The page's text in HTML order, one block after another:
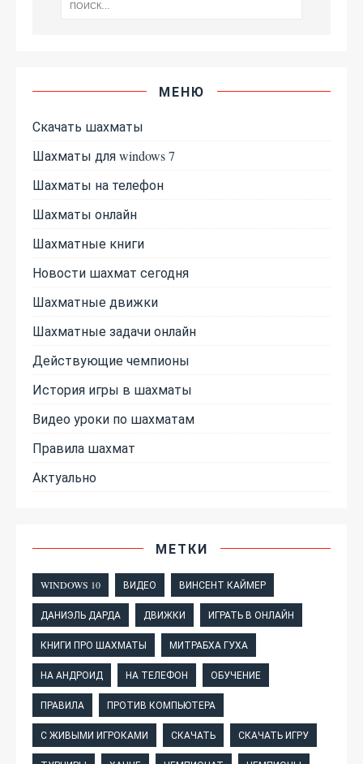
МЕНЮ
Скачать шахматы
Шахматы для windows 7
Шахматы на телефон
Шахматы онлайн
Шахматные книги
Новости шахмат сегодня
Шахматные движки
Шахматные задачи онлайн
Действующие чемпионы
История игры в шахматы
Видео уроки по шахматам
Правила шахмат
Актуально
МЕТКИ
WINDOWS 10 ВИДЕО ВИНСЕНТ КАЙМЕР
ДАНИЭЛЬ ДАРДА ДВИЖКИ ИГРАТЬ В ОНЛАЙН
КНИГИ ПРО ШАХМАТЫ МИТРАБХА ГУХА
НА АНДРОИД НА ТЕЛЕФОН ОБУЧЕНИЕ
ПРАВИЛА ПРОТИВ КОМПЬЮТЕРА
С ЖИВЫМИ ИГРОКАМИ СКАЧАТЬ СКАЧАТЬ ИГРУ